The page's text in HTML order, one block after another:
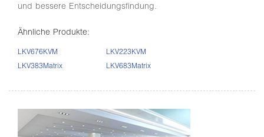
und bessere Entscheidungsfindung.
Ähnliche Produkte:
LKV676KVM
LKV223KVM
LKV383Matrix
LKV683Matrix